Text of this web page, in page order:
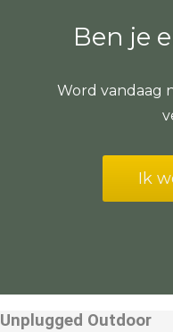
Ben je
Word vandaag
Ik
Unplugged Outdoor